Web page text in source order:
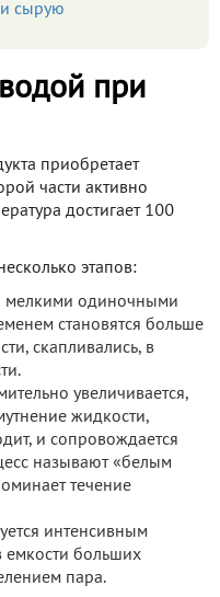
сырую
при
приобретает
части активно
достигает 100
этапов:
мелкими одиночными
становятся больше
скапливались, в
увеличивается,
жидкости,
и сопровождается
называют «белым
течение
интенсивным
емкости больших
пара.